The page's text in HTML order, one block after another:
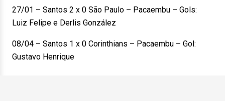
27/01 – Santos 2 x 0 São Paulo – Pacaembu – Gols:
Luiz Felipe e Derlis González
08/04 – Santos 1 x 0 Corinthians – Pacaembu – Gol:
Gustavo Henrique